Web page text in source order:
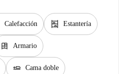
Calefacción shelves Estantería
dresser Armario
airline_seat_flat Cama doble